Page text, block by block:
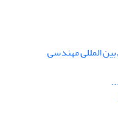
المللی مهندسی